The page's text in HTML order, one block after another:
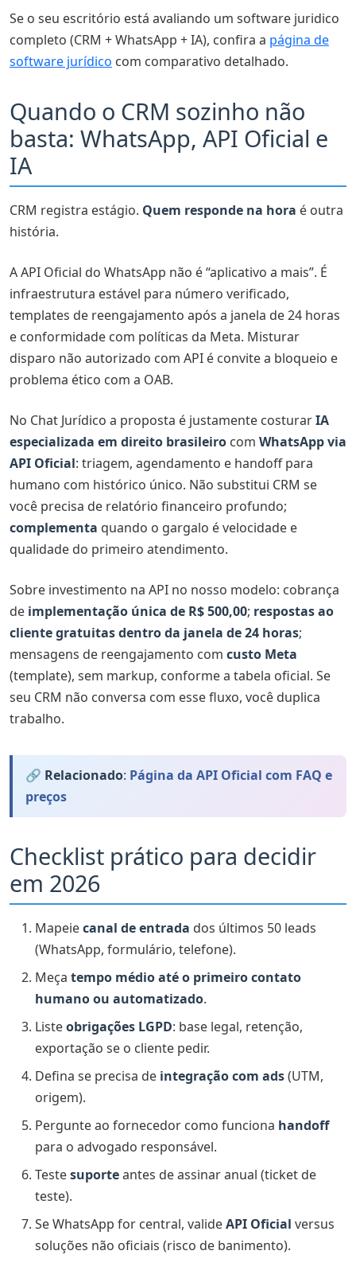
Se o seu escritório está avaliando um software juridico
completo (CRM + WhatsApp + IA), confira a página de
software jurídico com comparativo detalhado.
Quando o CRM sozinho não
basta: WhatsApp, API Oficial e
IA
CRM registra estágio. Quem responde na hora é outra
história.
A API Oficial do WhatsApp não é “aplicativo a mais”. É
infraestrutura estável para número verificado,
templates de reengajamento após a janela de 24 horas
e conformidade com políticas da Meta. Misturar
disparo não autorizado com API é convite a bloqueio e
problema ético com a OAB.
No Chat Jurídico a proposta é justamente costurarIA
especializada em direito brasileiro com WhatsApp via
API Oficial: triagem, agendamento e handoff para
humano com histórico único. Não substitui CRM se
você precisa de relatório financeiro profundo;
complementa quando o gargalo é velocidade e
qualidade do primeiro atendimento.
Sobre investimento na API no nosso modelo: cobrança
de implementação única de R$ 500,00; respostas ao
cliente gratuitas dentro da janela de 24 horas;
mensagens de reengajamento com custo Meta
(template), sem markup, conforme a tabela oficial. Se
seu CRM não conversa com esse fluxo, você duplica
trabalho.
🔗 Relacionado: Página da API Oficial com FAQ e
preços
Checklist prático para decidir
em 2026
Mapeiecanal de entrada dos últimos 50 leads
(WhatsApp, formulário, telefone).
Meça tempo médio até o primeiro contato
humano ou automatizado.
Listeobrigações LGPD: base legal, retenção,
exportação se o cliente pedir.
Defina se precisa de integração com ads(UTM,
origem).
Pergunte ao fornecedor como funciona handoff
para o advogado responsável.
Testesuporteantes de assinar anual (ticket de
teste).
Se WhatsApp for central, valideAPI Oficial versus
soluções não oficiais (risco de banimento).